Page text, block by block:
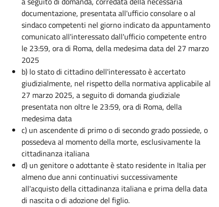
documentazione, presentata all'ufficio consolare o al
sindaco competenti nel giorno indicato da appuntamento
comunicato all'interessato dall'ufficio competente entro
le 23:59, ora di Roma, della medesima data del 27 marzo
2025
b) lo stato di cittadino dell'interessato è accertato
giudizialmente, nel rispetto della normativa applicabile al
27 marzo 2025, a seguito di domanda giudiziale
presentata non oltre le 23:59, ora di Roma, della
medesima data
c) un ascendente di primo o di secondo grado possiede, o
possedeva al momento della morte, esclusivamente la
cittadinanza italiana
d) un genitore o adottante è stato residente in Italia per
almeno due anni continuativi successivamente
all'acquisto della cittadinanza italiana e prima della data
di nascita o di adozione del figlio.